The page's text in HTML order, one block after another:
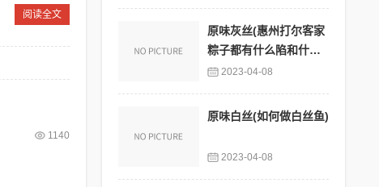
阅读全文
1140
原味灰丝(惠州打尔客家
粽子都有什么陷和什么
调料)2023-04-08
原味白丝(如何做白丝鱼)
2023-04-08